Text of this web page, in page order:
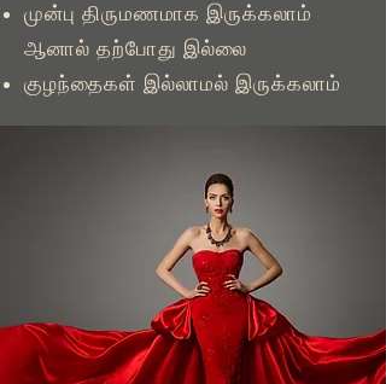
முன்பு திருமணமாக இருக்கலாம்
ஆனால் தற்போது இல்லை
குழந்தைகள் இல்லாமல் இருக்கலாம்